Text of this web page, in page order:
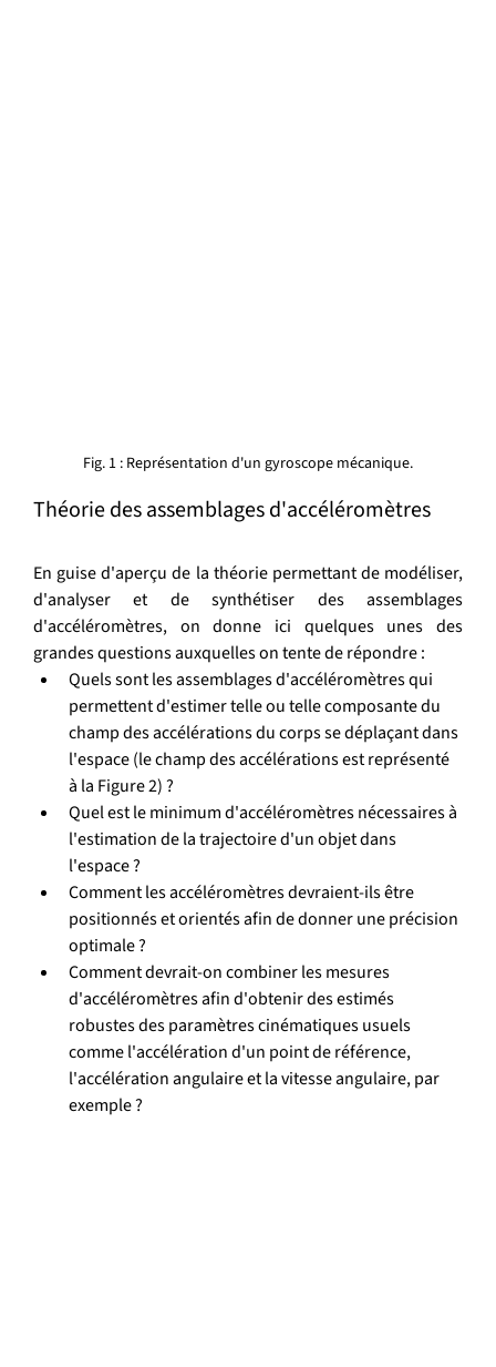
Fig. 1 : Représentation d'un gyroscope mécanique.
Théorie des assemblages d'accéléromètres
En guise d'aperçu de la théorie permettant de modéliser,
d'analyser et de synthétiser des assemblages
d'accéléromètres, on donne ici quelques unes des
grandes questions auxquelles on tente de répondre :
Quels sont les assemblages d'accéléromètres qui
permettent d'estimer telle ou telle composante du
champ des accélérations du corps se déplaçant dans
l'espace (le champ des accélérations est représenté
à la Figure 2) ?
Quel est le minimum d'accéléromètres nécessaires à
l'estimation de la trajectoire d'un objet dans
l'espace ?
Comment les accéléromètres devraient-ils être
positionnés et orientés afin de donner une précision
optimale ?
Comment devrait-on combiner les mesures
d'accéléromètres afin d'obtenir des estimés
robustes des paramètres cinématiques usuels
comme l'accélération d'un point de référence,
l'accélération angulaire et la vitesse angulaire, par
exemple ?